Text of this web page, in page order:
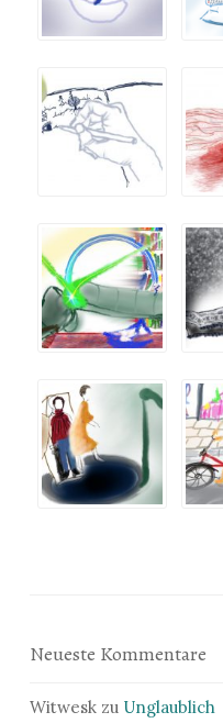
Neueste Kommentare
Witwesk zu Unglaublich